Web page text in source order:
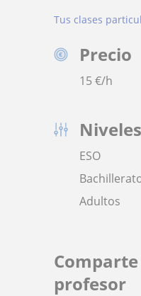
Tus clases
Precio
15€/h
ESO
Adultos
profesor